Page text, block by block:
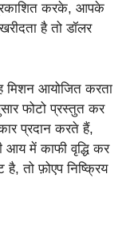
करके, आपके
है तो डॉलर
मिशन आयोजित करता
फोटो प्रस्तुत कर
प्रदान करते हैं,
आय में काफी वृद्धि कर
तो फ़ोएप निष्क्रिय